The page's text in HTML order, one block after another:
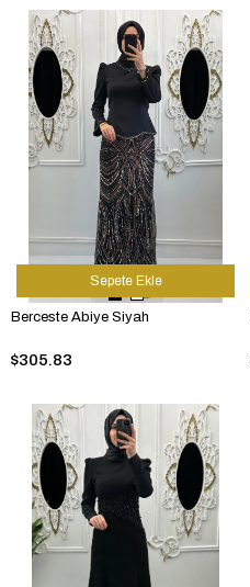
Berceste Abiye Siyah
$305.83
Sepete Ekle